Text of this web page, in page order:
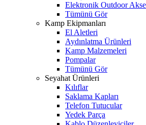
Elektronik Outdoor
Tümünü Gör
Kamp Ekipmanları
El Aletleri
Aydınlatma Ürünleri
Kamp Malzemeleri
Pompalar
Tümünü Gör
Seyahat Ürünleri
Kılıflar
Saklama Kapları
Telefon Tutucular
Yedek Parça